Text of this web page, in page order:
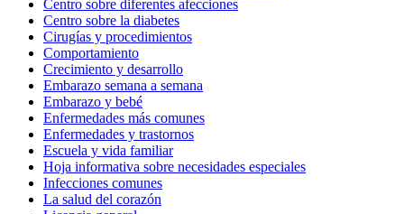
Centro sobre diferentes afecciones
Centro sobre la diabetes
Cirugías y procedimientos
Comportamiento
Crecimiento y desarrollo
Embarazo semana a semana
Embarazo y bebé
Enfermedades más comunes
Enfermedades y trastornos
Escuela y vida familiar
Hoja informativa sobre necesidades especiales
Infecciones comunes
La salud del corazón